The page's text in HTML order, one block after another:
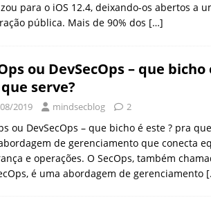
para o iOS 12.4, deixando-os abertos a
pública. Mais de 90% dos […]
ou DevSecOps – que bicho
serve?
2019 mindsecblog 2
ou DevSecOps – que bicho é este ? pra
de gerenciamento que conecta
e operações. O SecOps, também
é uma abordagem de gerenciamento